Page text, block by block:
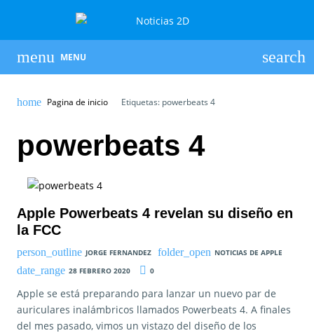
MENU
Pagina de inicio Etiquetas: powerbeats 4
powerbeats 4
Apple Powerbeats 4 revelan su diseño en
la FCC
JORGE FERNANDEZ
NOTICIAS DE APPLE
28 FEBRERO 2020
0
Apple se está preparando para lanzar un nuevo par de
auriculares inalámbricos llamados Powerbeats 4. A finales
del mes pasado, vimos un vistazo del diseño de los